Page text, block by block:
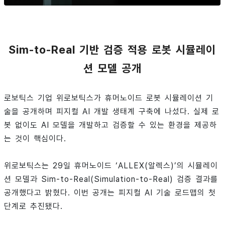
Sim-to-Real 기반 검증 적용 로봇 시뮬레이
션 모델 공개
로보틱스 기업 위로보틱스가 휴머노이드 로봇 시뮬레이션 기
술을 공개하며 피지컬 AI 개발 생태계 구축에 나섰다. 실제 로
봇 없이도 AI 모델을 개발하고 검증할 수 있는 환경을 제공하
는 것이 핵심이다.
위로보틱스는 29일 휴머노이드 ‘ALLEX(알렉스)’의 시뮬레이
션 모델과 Sim-to-Real(Simulation-to-Real) 검증 결과를
공개했다고 밝혔다. 이번 공개는 피지컬 AI 기술 로드맵의 첫
단계로 추진됐다.